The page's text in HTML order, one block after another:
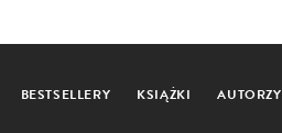
BESTSELLERY KSIĄŻKI AUTORZY